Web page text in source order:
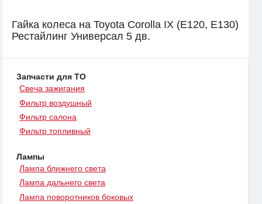
Гайка колеса на Toyota Corolla IX (E120, E130)
Рестайлинг Универсал 5 дв.
Запчасти для ТО
Свеча зажигания
Фильтр воздушный
Фильтр салона
Фильтр топливный
Лампы
Лампа ближнего света
Лампа дальнего света
Лампа поворотников боковых